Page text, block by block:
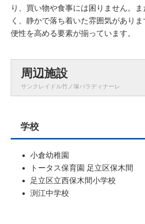
り、買い物や食事には困りません。
く、静かで落ち着いた雰囲気があり
便性を高める要素が揃っています。
周辺施設
サンクレイドル竹ノ塚パラディナーレ
学校
小倉幼稚園
トータス保育園 足立区保木間
足立区立西保木間小学校
渕江中学校